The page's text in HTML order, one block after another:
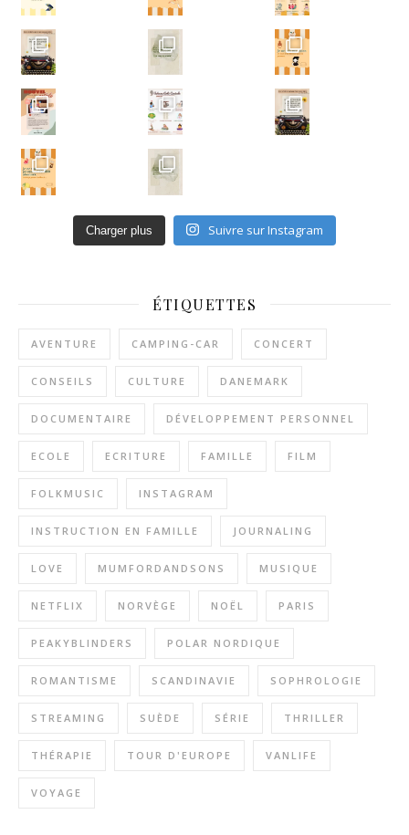
Un ar
Charger plus Suivre sur Instagram
ÉTIQUETTES
AVENTURE CAMPING-CAR CONCERT
CONSEILS CULTURE DANEMARK
DOCUMENTAIRE DÉVELOPPEMENT PERSONNEL
ECOLE ECRITURE FAMILLE FILM
FOLKMUSIC INSTAGRAM
INSTRUCTION EN FAMILLE JOURNALING
LOVE MUMFORDANDSONS MUSIQUE
NETFLIX NORVÈGE NOËL PARIS
PEAKYBLINDERS POLAR NORDIQUE
ROMANTISME SCANDINAVIE SOPHROLOGIE
STREAMING SUÈDE SÉRIE THRILLER
THÉRAPIE TOUR D'EUROPE VANLIFE
VOYAGE